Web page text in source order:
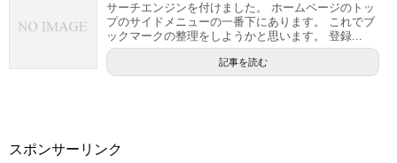
サーチエンジンを付けました。 ホームページのトッ
プのサイドメニューの一番下にあります。 これでブ
ックマークの整理をしようかと思います。 登録...
記事を読む
スポンサーリンク